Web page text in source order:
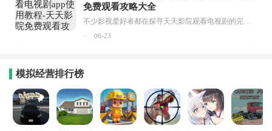
免费观看攻略大全
不少影视爱好者都在探寻天天影院观看电视剧的完整方法，结合最新平台使用规则，本篇新手入门攻略全面讲解观看渠道、检索流程、播放设置以及画面模式调整等实用内容。全文适配手机、电脑等主流设备，步骤简洁易懂，无论是初次使用的新手，还是想要优化观影体验的用户，都能参照内容快速上手，熟练掌握平台各项操作技巧，轻松畅享影视内容。...
06-23
模拟经营排行榜